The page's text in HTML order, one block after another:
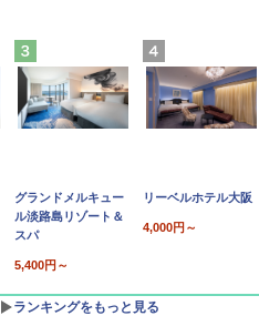
グランドメルキュー
ル淡路島リゾート＆
スパ
5,400円～
リーベルホテル大阪
4,000円～
ランキングをもっと見る